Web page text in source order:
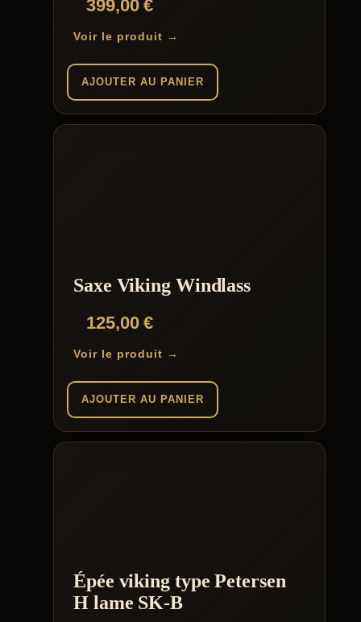
399,00€
Voir le produit →
AJOUTER AU PANIER
Saxe Viking Windlass
125,00€
Voir le produit →
AJOUTER AU PANIER
Épée viking type Petersen
H lame SK-B